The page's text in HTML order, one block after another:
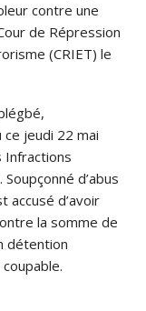
contre une
de Répression
(CRIET) le
jeudi 22 mai
Infractions
d’abus
accusé d’avoir
la somme de
détention